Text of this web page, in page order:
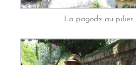
La pagode au pilier